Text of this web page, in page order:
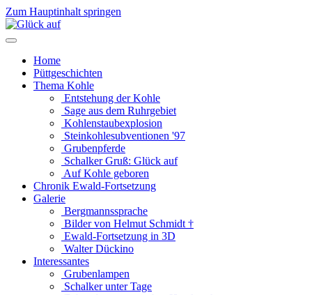
Zum Hauptinhalt springen
Home
Püttgeschichten
Thema Kohle
Entstehung der Kohle
Sage aus dem Ruhrgebiet
Kohlenstaubexplosion
Steinkohlesubventionen '97
Grubenpferde
Schalker Gruß: Glück auf
Auf Kohle geboren
Chronik Ewald-Fortsetzung
Galerie
Bergmannssprache
Bilder von Helmut Schmidt †
Ewald-Fortsetzung in 3D
Walter Dückino
Interessantes
Grubenlampen
Schalker unter Tage